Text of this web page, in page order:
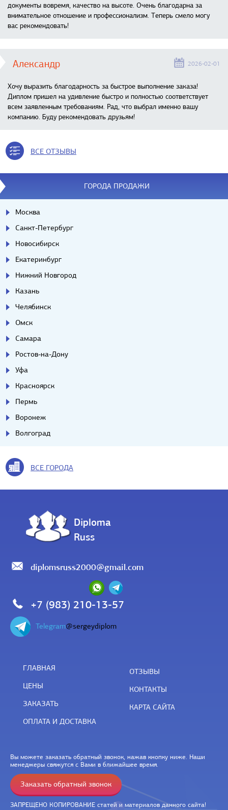
документы вовремя, качество на высоте. Очень благодарна за
внимательное отношение и профессионализм. Теперь смело могу
вас рекомендовать!
Александр 2026-02-01
Хочу выразить благодарность за быстрое выполнение заказа!
Диплом пришел на удивление быстро и полностью соответствует
всем заявленным требованиям. Рад, что выбрал именно вашу
компанию. Буду рекомендовать друзьям!
ВСЕ ОТЗЫВЫ
ГОРОДА ПРОДАЖИ
Москва
Санкт-Петербург
Новосибирск
Екатеринбург
Нижний Новгород
Казань
Челябинск
Омск
Самара
Ростов-на-Дону
Уфа
Красноярск
Пермь
Воронеж
Волгоград
ВСЕ ГОРОДА
Diploma
Russ
diplomsruss2000@gmail.com
+7 (983) 210-13-57
Telegram@sergeydiplom
ГЛАВНАЯ
ЦЕНЫ
ЗАКАЗАТЬ
ОПЛАТА И ДОСТАВКА
ОТЗЫВЫ
КОНТАКТЫ
КАРТА САЙТА
Вы можете заказать обратный звонок, нажав кнопку ниже. Наши
менеджеры свяжутся с Вами в ближайшее время.
Заказать обратный звонок
ЗАПРЕЩЕНО КОПИРОВАНИЕ статей и материалов данного сайта!